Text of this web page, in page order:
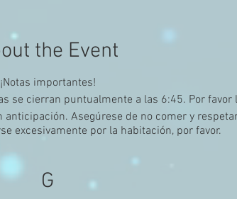
the Event
¡Notas importantes!
se cierran puntualmente a las 6:45. Por
anticipación. Asegúrese de no comer y
excesivamente por la habitación, por favor.
G